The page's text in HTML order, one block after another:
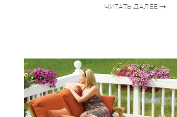
ЧИТАТЬ ДАЛЕЕ